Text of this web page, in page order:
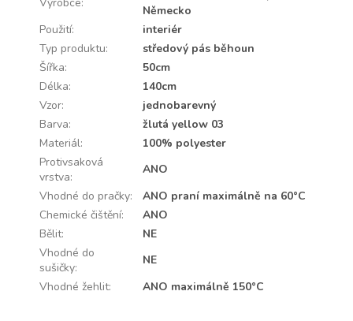
Německo
Použití:
interiér
Typ produktu:
středový pás běhoun
Šířka:
50cm
Délka:
140cm
Vzor:
jednobarevný
Barva:
žlutá yellow 03
Materiál:
100% polyester
Protivsaková
vrstva:
ANO
Vhodné do pračky:
ANO praní maximálně na 60°C
Chemické čištění:
ANO
Bělit:
NE
Vhodné do
sušičky:
NE
Vhodné žehlit: ANO maximálně 150°C